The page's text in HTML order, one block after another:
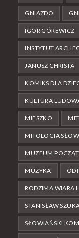
GNIAZDO
IGOR GÓREWICZ
INSTYTUT
JANUSZ CHRISTA
KOMIKS DLA
KULTURA
MIESZKO
MITOLOGIA
MUZEUM
MUZYKA
RODZIMA WIARA I
STANISŁAW
SŁOWIAŃSKI